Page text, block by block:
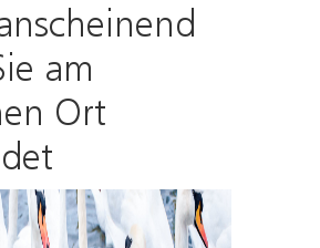
am
Ort